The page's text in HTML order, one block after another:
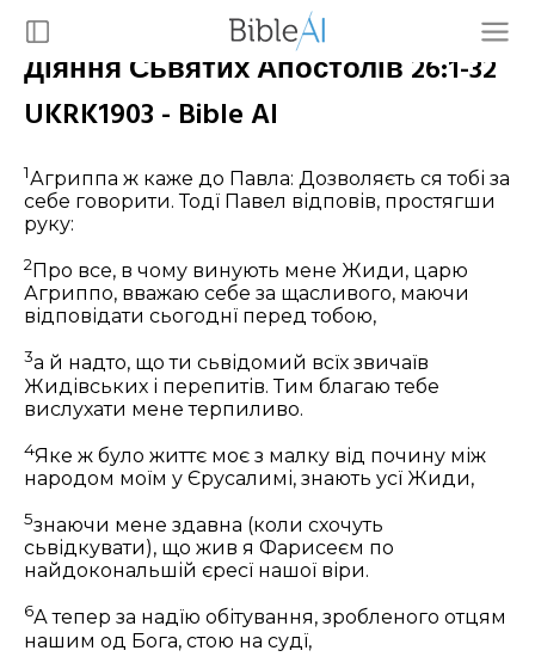
Дїяння Сьвятих Апостолів 26:1-32
UKRK1903 - Bible AI
1Агриппа ж каже до Павла: Дозволяєть ся тобі за
себе говорити. Тодї Павел відповів, простягши
руку:
2 Про все, в чому винують мене Жиди, царю
Агриппо, вважаю себе за щасливого, маючи
відповідати сьогоднї перед тобою,
3а й надто, що ти сьвідомий всїх звичаїв
Жидівських і перепитів. Тим благаю тебе
вислухати мене терпиливо.
4Яке ж було життє моє з малку від почину між
народом моїм у Єрусалимі, знають усї Жиди,
5знаючи мене здавна (коли схочуть
сьвідкувати), що жив я Фарисеєм по
найдокональшій єресї нашої віри.
6А тепер за надїю обітування, зробленого отцям
нашим од Бога, стою на судї,